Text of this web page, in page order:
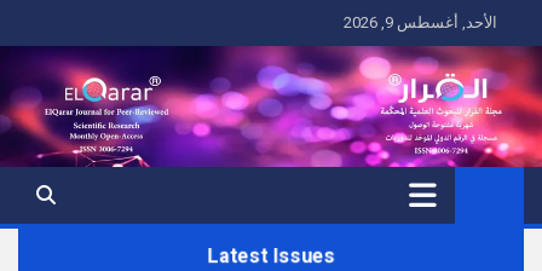
to
content
الأحد, أغسطس 9, 2026
Latest Issues